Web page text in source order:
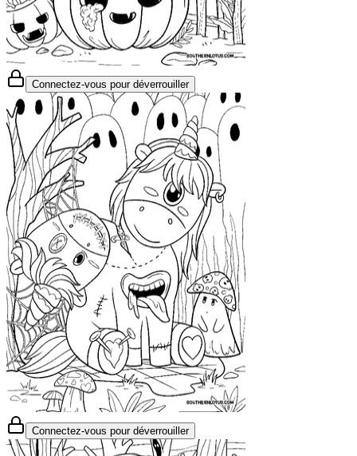
Connectez-vous pour déverrouiller
Connectez-vous pour déverrouiller